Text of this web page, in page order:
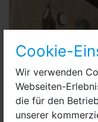
Cookie-
Wir verwenden
Webseiten-
die für den
unserer